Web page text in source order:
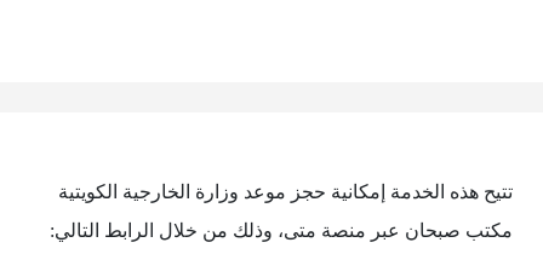
تتيح هذه الخدمة إمكانية حجز موعد وزارة الخارجية الكويتية
مكتب صبحان عبر منصة متى، وذلك من خلال الرابط التالي: